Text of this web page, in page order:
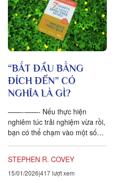
“BẮT ĐẦU BẰNG
ĐÍCH ĐẾN” CÓ
NGHĨA LÀ GÌ?
——-——- Nếu thực hiện
nghiêm túc trải nghiệm vừa rồi,
bạn có thể chạm vào một số
STEPHEN R. COVEY
15/01/2026 417 lượt xem